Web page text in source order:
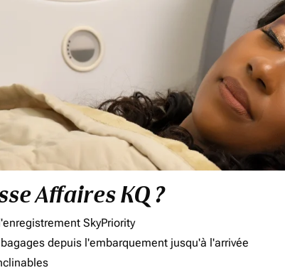
Affaires KQ ?
SkyPriority
depuis l'embarquement jusqu'à l'arrivée